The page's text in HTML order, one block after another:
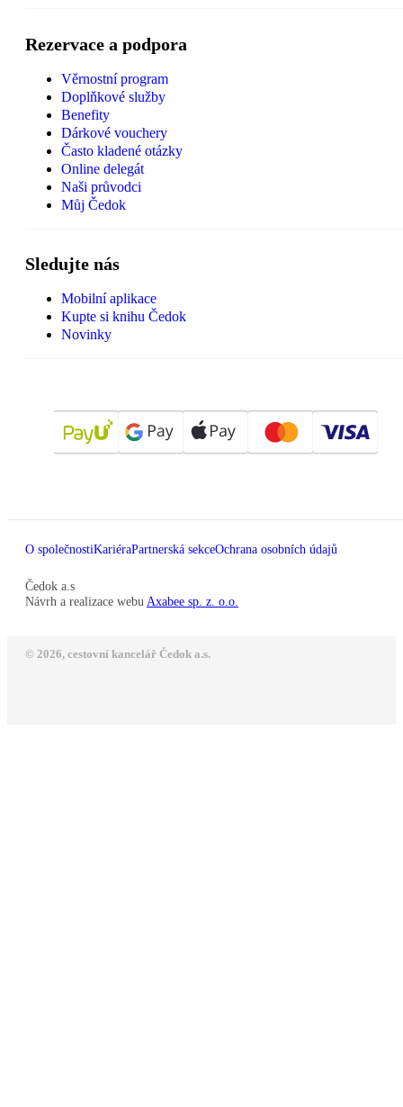
Rezervace a podpora
Věrnostní program
Doplňkové služby
Benefity
Dárkové vouchery
Často kladené otázky
Online delegát
Naši průvodci
Můj Čedok
Sledujte nás
Mobilní aplikace
Kupte si knihu Čedok
Novinky
O společnostiKariéraPartnerská sekceOchrana osobních údajů
Čedok a.s
Návrh a realizace webu Axabee sp. z. o.o.
© 2026, cestovní kancelář Čedok a.s.